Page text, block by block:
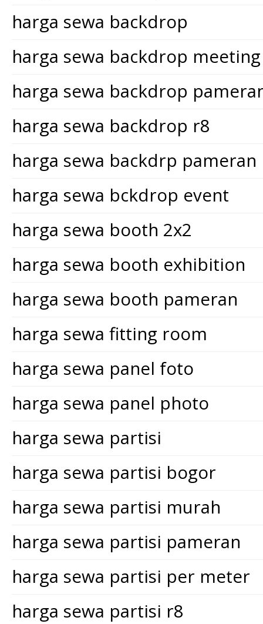
harga sewa backdrop
harga sewa backdrop meeting
harga sewa backdrop
harga sewa backdrop r8
harga sewa backdrp pameran
harga sewa bckdrop event
harga sewa booth 2x2
harga sewa booth exhibition
harga sewa booth pameran
harga sewa fitting room
harga sewa panel foto
harga sewa panel photo
harga sewa partisi
harga sewa partisi bogor
harga sewa partisi murah
harga sewa partisi pameran
harga sewa partisi per meter
harga sewa partisi r8